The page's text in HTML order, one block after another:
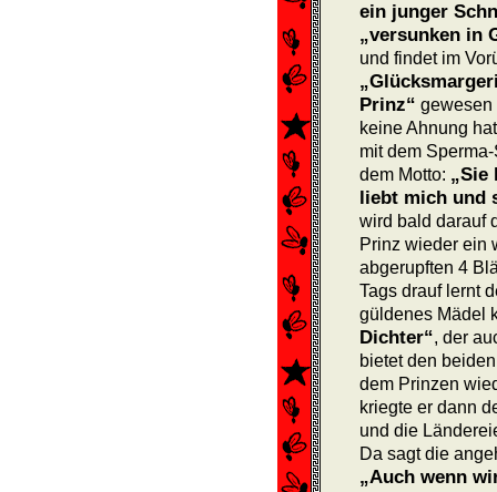
ein junger
„versunken in
und findet im
Prinz“ gewesen
keine Ahnung
mit dem
dem Motto: „Sie
liebt mich und
wird bald darauf
Prinz wieder ein
abgerupften 4
Tags drauf lernt
güldenes Mädel
Dichter“, der
bietet den
dem Prinzen
kriegte er dann
und die
Da sagt die
„Auch wenn